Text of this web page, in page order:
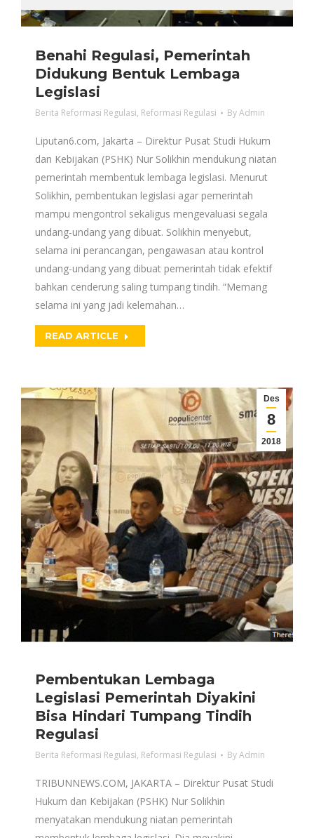
Benahi Regulasi, Pemerintah
Didukung Bentuk Lembaga
Legislasi
Berita Reformasi Regulasi, Reformasi Regulasi ByAdmin
Liputan6.com, Jakarta – Direktur Pusat Studi Hukum
dan Kebijakan (PSHK) Nur Solikhin mendukung niatan
pemerintah membentuk lembaga legislasi. Menurut
Solikhin, pembentukan legislasi agar pemerintah
mampu mengontrol sekaligus mengevaluasi segala
undang-undang yang dibuat. Solikhin menyebut,
selama ini perancangan, pengawasan atau kontrol
undang-undang yang dibuat pemerintah tidak efektif
bahkan cenderung saling tumpang tindih. “Memang
selama ini yang jadi kelemahan…
READ ARTICLE
Des
8
2018
Pembentukan Lembaga
Legislasi Pemerintah Diyakini
Bisa Hindari Tumpang Tindih
Regulasi
Berita Reformasi Regulasi, Reformasi Regulasi ByAdmin
TRIBUNNEWS.COM, JAKARTA – Direktur Pusat Studi
Hukum dan Kebijakan (PSHK) Nur Solikhin
menyatakan mendukung niatan pemerintah